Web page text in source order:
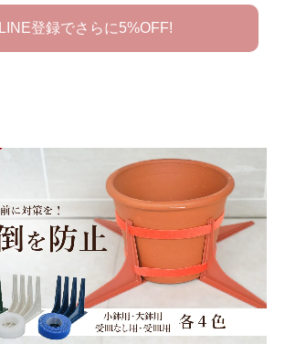
LINE登録でさらに5%OFF!